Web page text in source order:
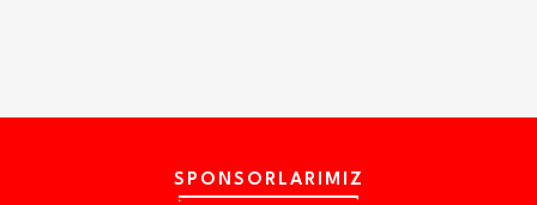
SPONSORLARIMIZ